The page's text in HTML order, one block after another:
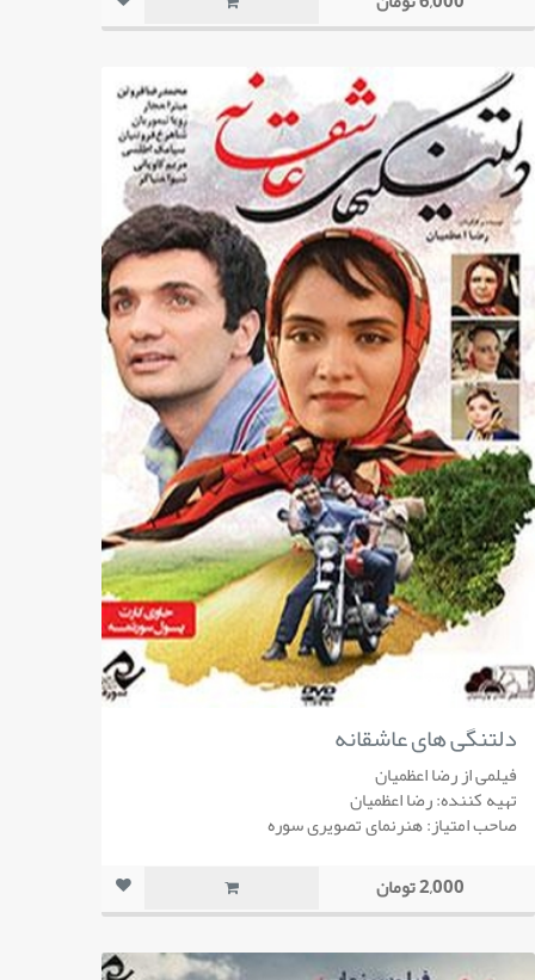
دلتنگی های عاشقانه
فیلمی از رضا اعظمیان
تهیه کننده: رضا اعظمیان
صاحب امتیاز: هنرنمای تصویری سوره
2,000 تومان